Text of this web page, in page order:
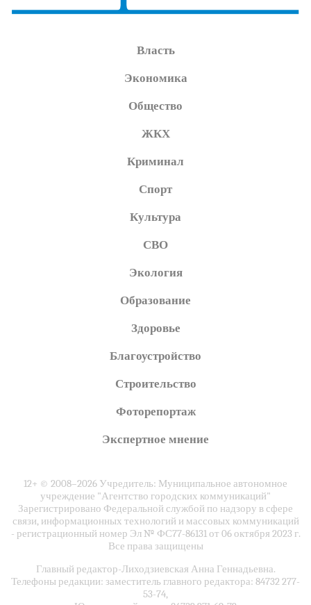
Власть
Экономика
Общество
ЖКХ
Криминал
Спорт
Культура
СВО
Экология
Образование
Здоровье
Благоустройство
Строительство
Фоторепортаж
Экспертное мнение
12+ © 2008–2026 Учредитель: Муниципальное автономное
учреждение "Агентство городских коммуникаций"
Зарегистрировано Федеральной службой по надзору в сфере
связи, информационных технологий и массовых коммуникаций
- регистрационный номер Эл № ФС77-86131 от 06 октября 2023 г.
Все права защищены
Главный редактор-Лиходзиевская Анна Геннадьевна.
Телефоны редакции: заместитель главного редактора: 84732 277-
53-74,